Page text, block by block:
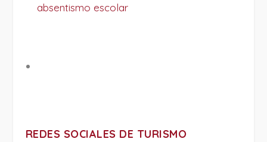
absentismo escolar
REDES SOCIALES DE TURISMO